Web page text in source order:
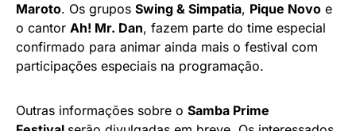
Maroto. Os grupos Swing & Simpatia, Pique Novo e
o cantor Ah! Mr. Dan, fazem parte do time especial
confirmado para animar ainda mais o festival com
participações especiais na programação.
Outras informações sobre o Samba Prime